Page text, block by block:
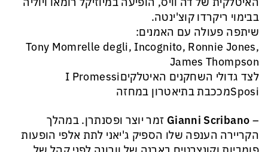
בבימוי ריקרדו קוצ'ינטה.
שיתפה פעולה עם האמנים:
Tony Momrelle degli, Incognito, Ronnie Jones,
James Thompson
לצד גדולי השחקנים האיטלקיםI Promessi
Sposiמככבת בתיאטרון במחזה
–
Gianni Scribano זמר יוצר ופסנתרן. במהלך
הקריירה הענפה שלו הספיק ג'יאני לתת אלפי הופעות